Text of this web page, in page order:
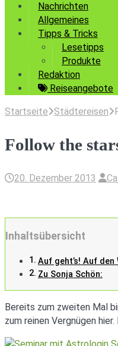
Nachrichten
Allgemeines
Tipps & Tricks
Lesetipps
Produkte
Redaktion
Reiseangebote
Startseite Städtereisen
Follow the
20. Dezember 2013
Inhaltsübersicht
Auf geht’s! Auf
Zu Sonja Schön:
Bereits zum zweiten Mal
zum reinen Vergnügen